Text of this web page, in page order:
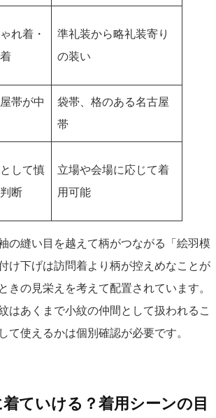
れ着・
準礼装から略礼装寄り
の装い
帯が中
袋帯、格のある名古屋
帯
して慎
断
立場や会場に応じて着
用可能
の縫い目を越えて柄がつながる「絵羽模
け下げは訪問着より柄が控えめなことが
きの見栄えを考えて配置されています。
はあくまで小紋の仲間として扱われるこ
て使えるかは個別確認が必要です。
ていける？着用シーンの目